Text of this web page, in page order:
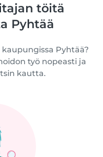
töitä
Pyhtää
Pyhtää?
työ nopeasti ja
kautta.